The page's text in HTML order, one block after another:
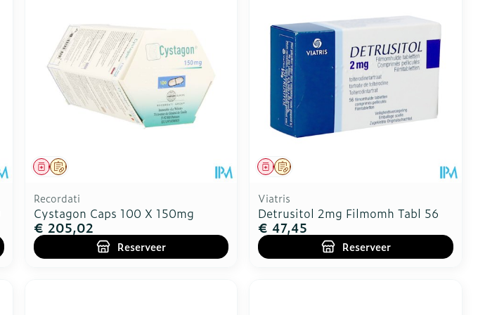
Op voorschrift
Geneesmiddel
Recordati
Cystagon Caps 100 X 150mg
€ 205,02
Reserveer
Op voorschrift
Geneesmiddel
Viatris
Detrusitol 2mg Filmomh Tabl 56
€ 47,45
Reserveer